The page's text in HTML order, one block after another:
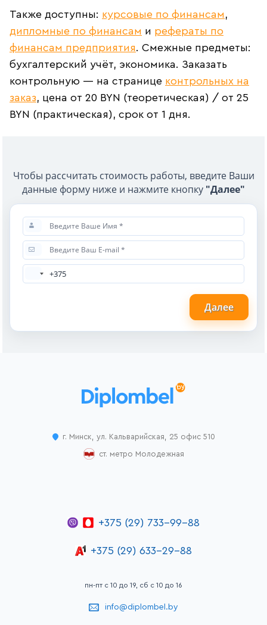
Также доступны: курсовые по финансам,
дипломные по финансам и рефераты по
финансам предприятия. Смежные предметы:
бухгалтерский учёт, экономика. Заказать
контрольную — на странице контрольных на
заказ, цена от 20 BYN (теоретическая) / от 25
BYN (практическая), срок от 1 дня.
Чтобы рассчитать стоимость работы, введите Ваши
данные форму ниже и нажмите кнопку "Далее"
Далее
г. Минск, ул. Кальварийская, 25 офис 510
ст. метро Молодежная
+375 (29) 733-99-88
+375 (29) 633-29-88
пн-пт с 10 до 19, сб с 10 до 16
info@diplombel.by